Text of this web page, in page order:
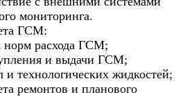
мониторинга.
ГСМ:
норм расхода ГСМ;
и выдачи ГСМ;
и технологических жидкостей;
ремонтов и планового